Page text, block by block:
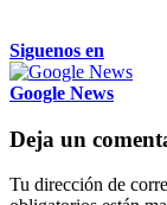
Siguenos en
Google News
Deja un
Tu dirección de